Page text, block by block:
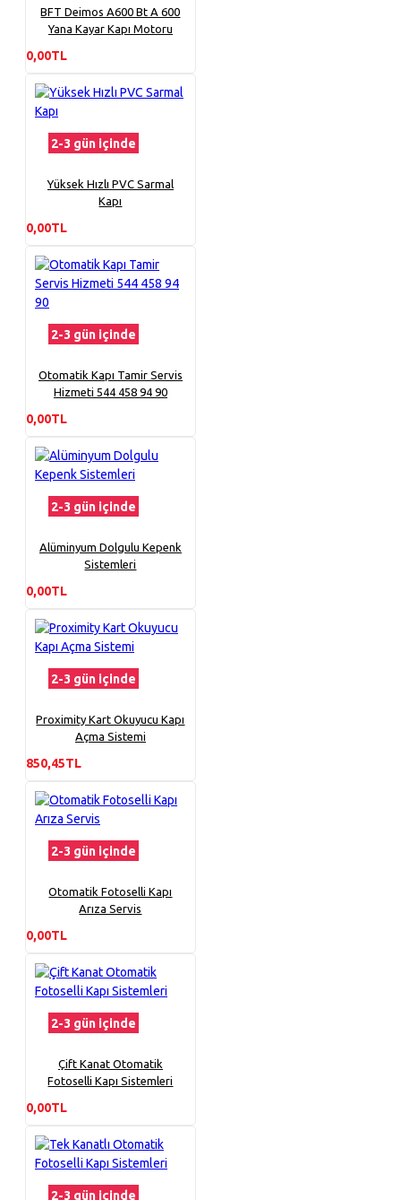
BFT Deimos A600 Bt A 600
Yana Kayar Kapı Motoru
0,00TL
2-3 gün içinde
Yüksek Hızlı PVC Sarmal
Kapı
0,00TL
2-3 gün içinde
Otomatik Kapı Tamir Servis
Hizmeti 544 458 94 90
0,00TL
2-3 gün içinde
Alüminyum Dolgulu Kepenk
Sistemleri
0,00TL
2-3 gün içinde
Proximity Kart Okuyucu Kapı
Açma Sistemi
850,45TL
2-3 gün içinde
Otomatik Fotoselli Kapı
Arıza Servis
0,00TL
2-3 gün içinde
Çift Kanat Otomatik
Fotoselli Kapı Sistemleri
0,00TL
2-3 gün içinde